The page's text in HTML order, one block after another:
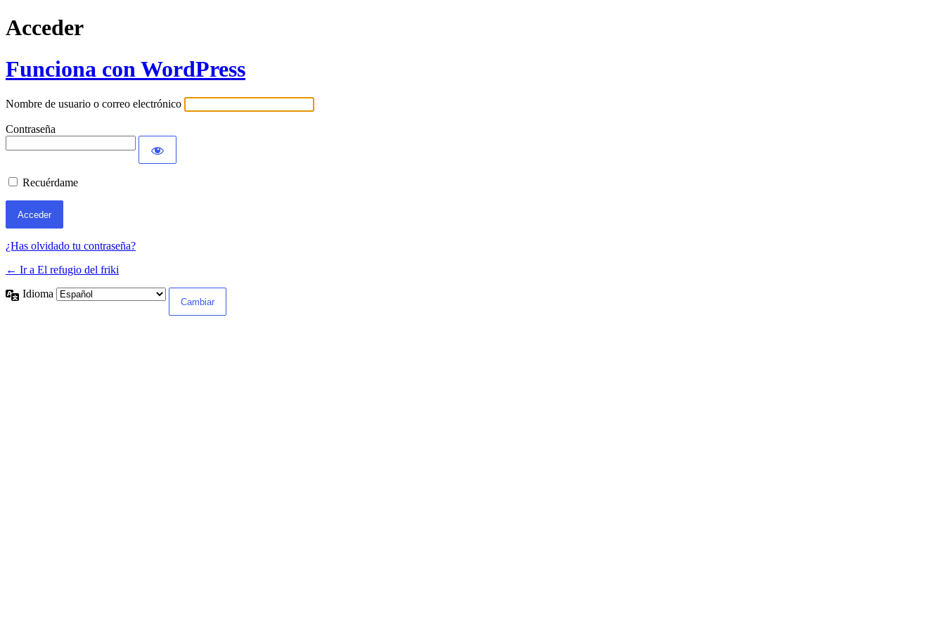
Acceder
Funciona con WordPress
Nombre de usuario o correo electrónico
Contraseña
Recuérdame
¿Has olvidado tu contraseña?
← Ir a El refugio del friki
Idioma